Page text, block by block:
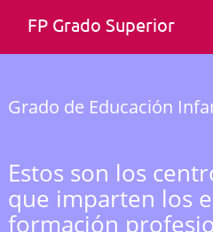
FP Grado Superior
Grado de Educación
Estos son los
que imparten los
formación